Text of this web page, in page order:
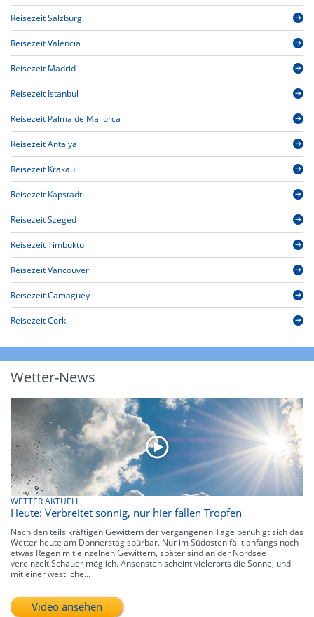
Reisezeit Salzburg
Reisezeit Valencia
Reisezeit Madrid
Reisezeit Istanbul
Reisezeit Palma de Mallorca
Reisezeit Antalya
Reisezeit Krakau
Reisezeit Kapstadt
Reisezeit Szeged
Reisezeit Timbuktu
Reisezeit Vancouver
Reisezeit Camagüey
Reisezeit Cork
Wetter-News
WETTER AKTUELL
Heute: Verbreitet sonnig, nur hier fallen Tropfen
Nach den teils kräftigen Gewittern der vergangenen Tage beruhigt sich das
Wetter heute am Donnerstag spürbar. Nur im Südosten fällt anfangs noch
etwas Regen mit einzelnen Gewittern, später sind an der Nordsee
vereinzelt Schauer möglich. Ansonsten scheint vielerorts die Sonne, und
mit einer westliche...
Video ansehen